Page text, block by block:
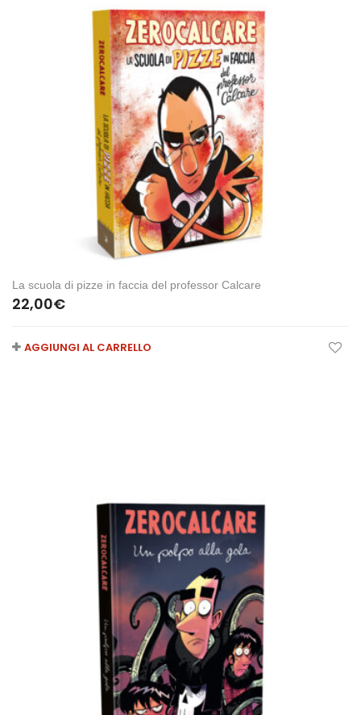
La scuola di pizze in faccia del professor Calcare
22,00€
AGGIUNGI AL CARRELLO